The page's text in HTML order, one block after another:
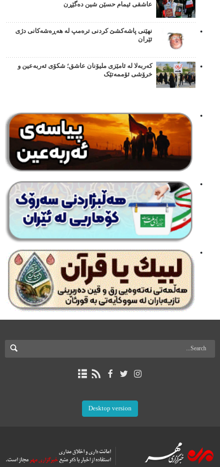
عاشقی ئیمام حسێن شین دەگێڕن
نهێنی پاشەکشێ کردنی ترەمپ لە هەڕەشەکانی دژی
ئێران
کەربەلا لە ئامێزی ملیۆنان عاشق؛ شکۆی ئەربەعین و
خرۆشی ئۆممەتێک
Desktop version